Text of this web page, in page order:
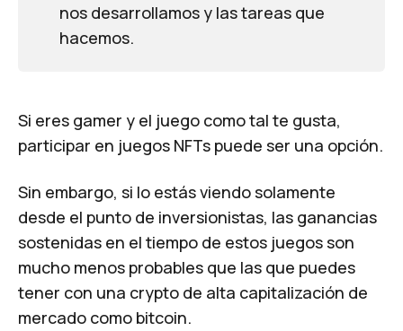
nos desarrollamos y las tareas que
hacemos.
Si eres gamer y el juego como tal te gusta,
participar en juegos NFTs puede ser una opción.
Sin embargo, si lo estás viendo solamente
desde el punto de inversionistas, las ganancias
sostenidas en el tiempo de estos juegos son
mucho menos probables que las que puedes
tener con una crypto de alta capitalización de
mercado como bitcoin.